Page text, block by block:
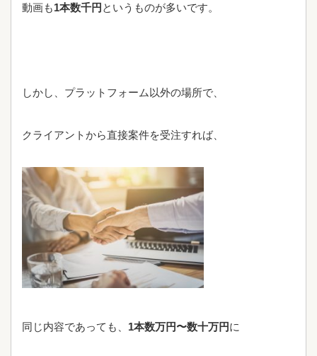
動画も1本数千円 というものが多いです。
しかし、プラットフォーム以外の場所で、
クライアントから直接案件を受注すれば、
同じ内容であっても、 1本数万円〜数十万円に